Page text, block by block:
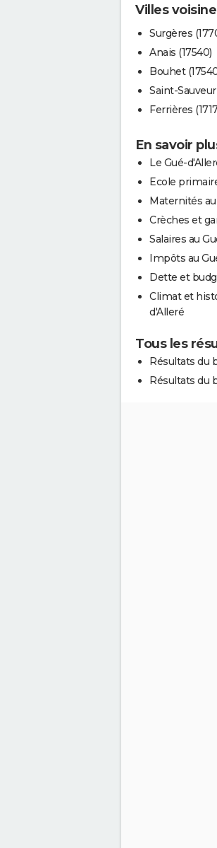
Villes
Surgères
Anais (17540)
Bouhet
Saint-
Ferrières
En savoir
Le Gué-
Ecole
Maternités
Crèches et
Salaires au
Impôts au
Dette et
Climat et
d'Alleré
Tous les
Résultats du
Résultats du